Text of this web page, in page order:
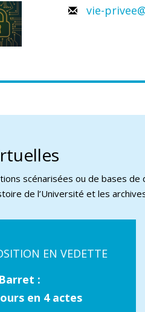
vie-
scénarisées ou de bases
de l’Université et les
EN VEDETTE
:
en 4 actes